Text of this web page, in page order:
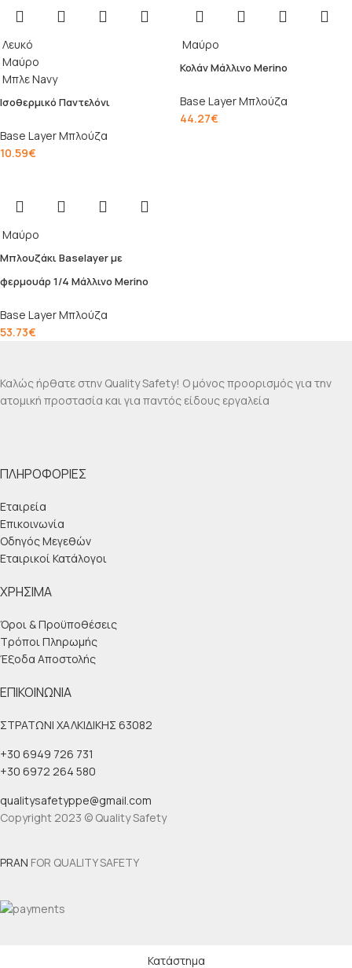
Λευκό
Μαύρο
Μπλε Navy
Ισοθερμικό Παντελόνι
Base Layer Μπλούζα
10.59€
Μαύρο
Κολάν Μάλλινο Merino
Base Layer Μπλούζα
44.27€
Μαύρο
Μπλουζάκι Baselayer με
φερμουάρ 1/4 Μάλλινο Merino
Base Layer Μπλούζα
53.73€
Καλώς ήρθατε στην Quality Safety! Ο μόνος προορισμός για την
ατομική προστασία και για παντός είδους εργαλεία
ΠΛΗΡΟΦΟΡΊΕΣ
Εταιρεία
Επικοινωνία
Οδηγός Μεγεθών
Εταιρικοί Κατάλογοι
ΧΡΉΣΙΜΑ
Όροι & Προϋποθέσεις
Τρόποι Πληρωμής
Έξοδα Αποστολής
ΕΠΙΚΟΙΝΩΝΊΑ
ΣΤΡΑΤΩΝΙ ΧΑΛΚΙΔΙΚΗΣ 63082
+30 6949 726 731
+30 6972 264 580
qualitysafetyppe@gmail.com
Copyright 2023 © Quality Safety
PRAN FOR QUALITY SAFETY
Κατάστημα